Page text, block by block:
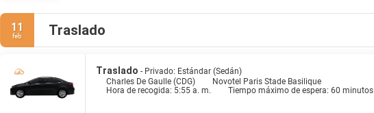
11
feb Traslado
Traslado - Privado: Estándar (Sedán)
Charles De Gaulle (CDG)
Novotel Paris Stade Basilique
Hora de recogida: 5:55 a. m.
Tiempo máximo de espera: 60 minutos